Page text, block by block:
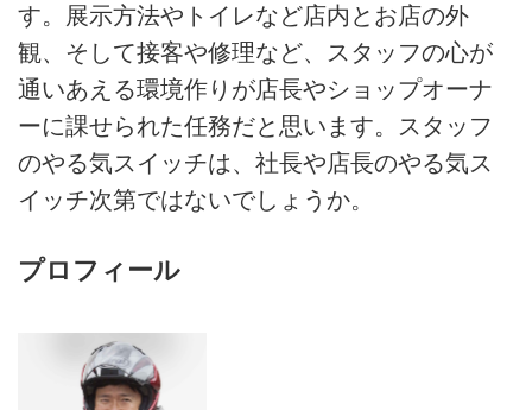
す。展示方法やトイレなど店内とお店の外
観、そして接客や修理など、スタッフの心が
通いあえる環境作りが店長やショップオーナ
ーに課せられた任務だと思います。スタッフ
のやる気スイッチは、社長や店長のやる気ス
イッチ次第ではないでしょうか。
プロフィール